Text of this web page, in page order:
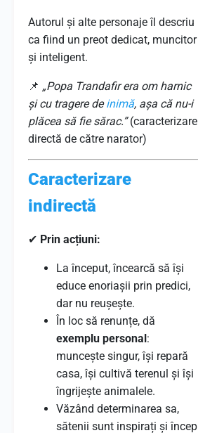
Autorul și alte personaje îl descriu
ca fiind un preot dedicat, muncitor
și inteligent.
📌 „Popa Trandafir era om harnic
și cu tragere deinimă, așa că nu-i
plăcea să fie sărac.”(caracterizare
directă de către narator)
Caracterizare
indirectă
✔ Prin acțiuni:
La început, încearcă să își
educe enoriașii prin predici,
dar nu reușește.
În loc să renunțe, dă
exemplu personal:
muncește singur, își repară
casa, își cultivă terenul și își
îngrijește animalele.
Văzând determinarea sa,
sătenii sunt inspirați și încep